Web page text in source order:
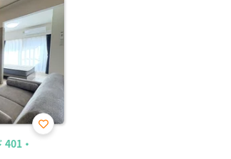
・ お気